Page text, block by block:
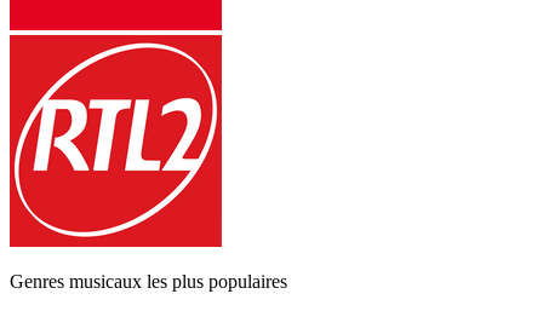
Genres musicaux les plus populaires